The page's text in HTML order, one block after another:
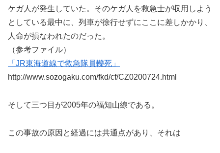
ケガ人が発生していた。そのケガ人を救急士が収用しよう
としている最中に、列車が徐行せずにここに差しかかり、
人命が損なわれたのだった。
（参考ファイル）
「JR東海道線で救急隊員轢死」
http://www.sozogaku.com/fkd/cf/CZ0200724.html
そして三つ目が2005年の福知山線である。
この事故の原因と経過には共通点があり、それは